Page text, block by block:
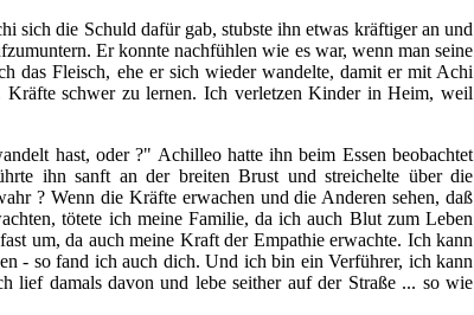
sich die Schuld dafür gab, stubste ihn etwas kräftiger an und
Er konnte nachfühlen wie es war, wenn man seine
das Fleisch, ehe er sich wieder wandelte, damit er mit Achi
Kräfte schwer zu lernen. Ich verletzen Kinder in Heim, weil
hast, oder ?" Achilleo hatte ihn beim Essen beobachtet
ihn sanft an der breiten Brust und streichelte über die
? Wenn die Kräfte erwachen und die Anderen sehen, daß
tötete ich meine Familie, da ich auch Blut zum Leben
um, da auch meine Kraft der Empathie erwachte. Ich kann
- so fand ich auch dich. Und ich bin ein Verführer, ich kann
lief damals davon und lebe seither auf der Straße ... so wie